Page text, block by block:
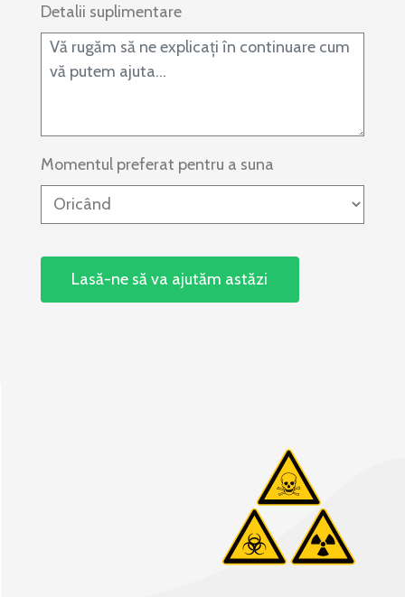
Detalii suplimentare
Momentul preferat pentru a suna